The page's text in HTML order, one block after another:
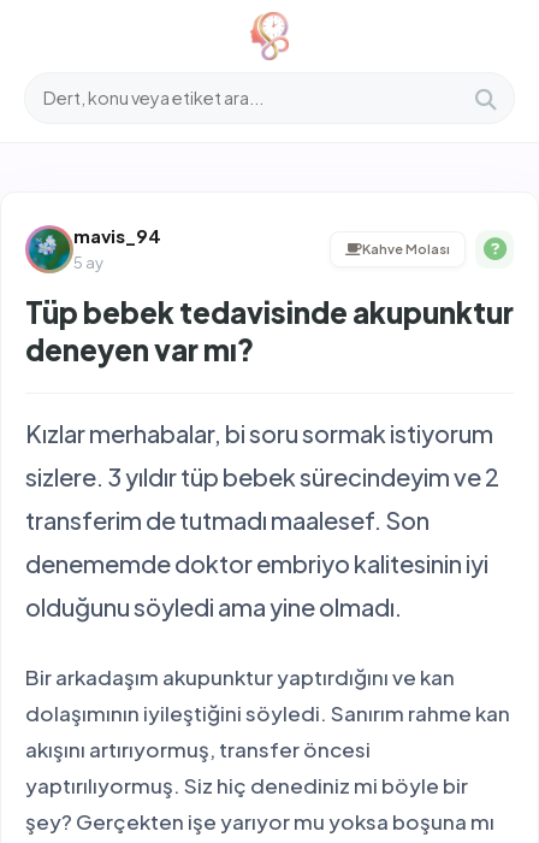
mavis_94
5 ay
Kahve Molası
Tüp bebek tedavisinde akupunktur
deneyen var mı?
Kızlar merhabalar, bi soru sormak istiyorum
sizlere. 3 yıldır tüp bebek sürecindeyim ve 2
transferim de tutmadı maalesef. Son
denememde doktor embriyo kalitesinin iyi
olduğunu söyledi ama yine olmadı.
Bir arkadaşım akupunktur yaptırdığını ve kan
dolaşımının iyileştiğini söyledi. Sanırım rahme kan
akışını artırıyormuş, transfer öncesi
yaptırılıyormuş. Siz hiç denediniz mi böyle bir
şey? Gerçekten işe yarıyor mu yoksa boşuna mı